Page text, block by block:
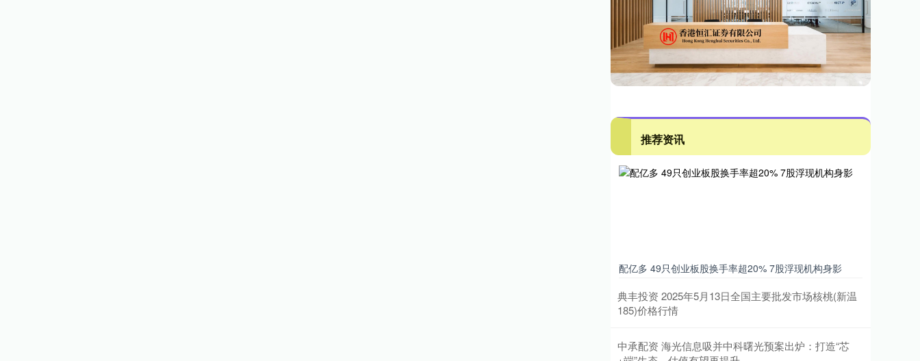
推荐资讯
配亿多 49只创业板股换手率超20% 7股浮现机构身影
典丰投资 2025年5月13日全国主要批发市场核桃(新温
185)价格行情
中承配资 海光信息吸并中科曙光预案出炉：打造“芯